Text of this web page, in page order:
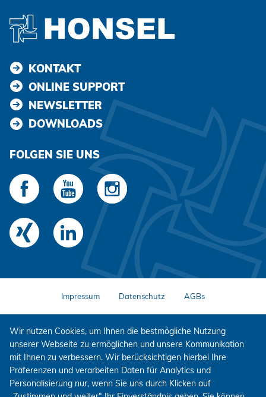
KONTAKT
ONLINE SUPPORT
NEWSLETTER
DOWNLOADS
FOLGEN SIE UNS
Impressum Datenschutz AGBs
Wir nutzen Cookies, um Ihnen die bestmögliche Nutzung
unserer Webseite zu ermöglichen und unsere Kommunikation
mit Ihnen zu verbessern. Wir berücksichtigen hierbei Ihre
Präferenzen und verarbeiten Daten für Analytics und
Personalisierung nur, wenn Sie uns durch Klicken auf